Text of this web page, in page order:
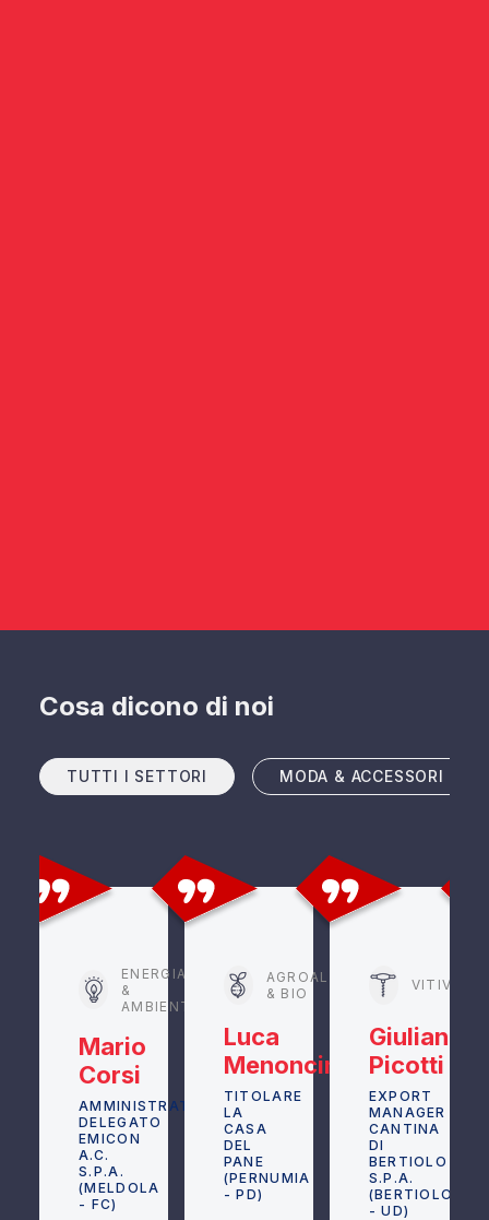
Cosa dicono di noi
TUTTI I SETTORI MODA & ACCESSORI
ENERGIA
&
AMBIENTE
Mario
Corsi
AMMINISTRATORE
DELEGATO
EMICON
A.C.
S.P.A.
(MELDOLA
- FC)
AGROALIMENTARE
& BIO
Luca
Menoncin
TITOLARE
LA
CASA
DEL
PANE
(PERNUMIA
- PD)
Giuliano
Picotti
EXPORT
MANAGER
CANTINA
DI
BERTIOLO
S.P.A.
(BERTIOLO
- UD)